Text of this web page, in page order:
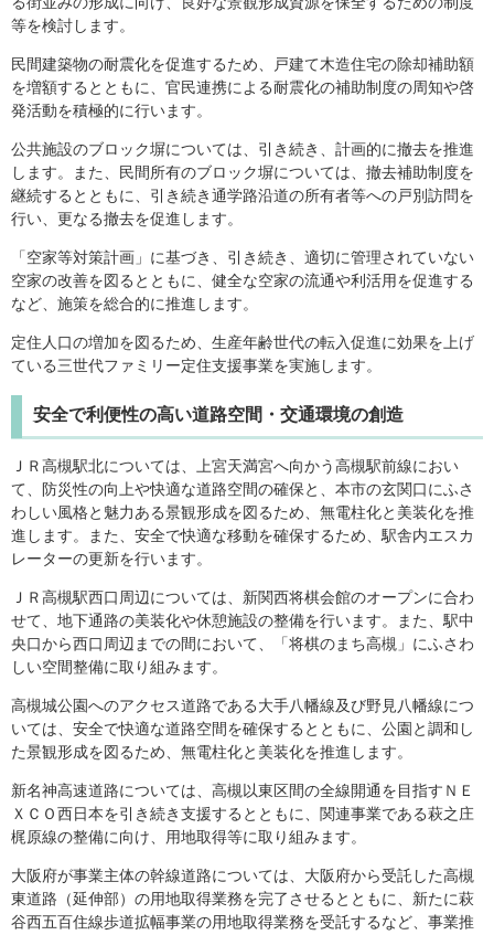
等を検討します。
民間建築物の耐震化を促進するため、戸建て木造住宅の除却補助額
を増額するとともに、官民連携による耐震化の補助制度の周知や啓
発活動を積極的に行います。
公共施設のブロック塀については、引き続き、計画的に撤去を推進
します。また、民間所有のブロック塀については、撤去補助制度を
継続するとともに、引き続き通学路沿道の所有者等への戸別訪問を
行い、更なる撤去を促進します。
「空家等対策計画」に基づき、引き続き、適切に管理されていない
空家の改善を図るとともに、健全な空家の流通や利活用を促進する
など、施策を総合的に推進します。
定住人口の増加を図るため、生産年齢世代の転入促進に効果を上げ
ている三世代ファミリー定住支援事業を実施します。
安全で利便性の高い道路空間・交通環境の創造
ＪＲ高槻駅北については、上宮天満宮へ向かう高槻駅前線におい
て、防災性の向上や快適な道路空間の確保と、本市の玄関口にふさ
わしい風格と魅力ある景観形成を図るため、無電柱化と美装化を推
進します。また、安全で快適な移動を確保するため、駅舎内エスカ
レーターの更新を行います。
ＪＲ高槻駅西口周辺については、新関西将棋会館のオープンに合わ
せて、地下通路の美装化や休憩施設の整備を行います。また、駅中
央口から西口周辺までの間において、「将棋のまち高槻」にふさわ
しい空間整備に取り組みます。
高槻城公園へのアクセス道路である大手八幡線及び野見八幡線につ
いては、安全で快適な道路空間を確保するとともに、公園と調和し
た景観形成を図るため、無電柱化と美装化を推進します。
新名神高速道路については、高槻以東区間の全線開通を目指すＮＥ
ＸＣＯ西日本を引き続き支援するとともに、関連事業である萩之庄
梶原線の整備に向け、用地取得等に取り組みます。
大阪府が事業主体の幹線道路については、大阪府から受託した高槻
東道路（延伸部）の用地取得業務を完了させるとともに、新たに萩
谷西五百住線歩道拡幅事業の用地取得業務を受託するなど、事業推